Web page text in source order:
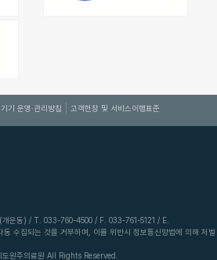
기 운영·관리방침 고객헌장 및 서비스이행표준
운동) / T. 033-760-4500 / F. 033-761-5121 / E.
수집되는 것을 거부하며, 이를 위반시 정보통신망법에 의해 처벌
원주의료원 All Rights Reserved.